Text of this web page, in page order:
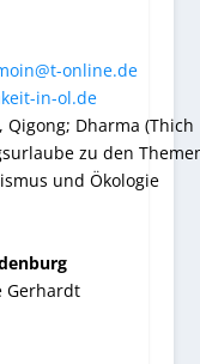
online.de
in-ol.de
Qigong; Dharma (Thich
zu den
und Ökologie
Gerhardt